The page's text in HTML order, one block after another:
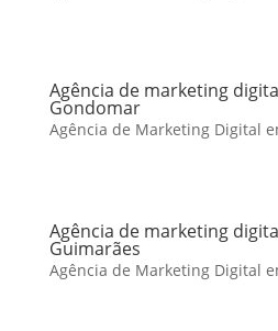
Agência de marketing
Gondomar
Agência de Marketing Digital
Agência de marketing
Guimarães
Agência de Marketing Digital